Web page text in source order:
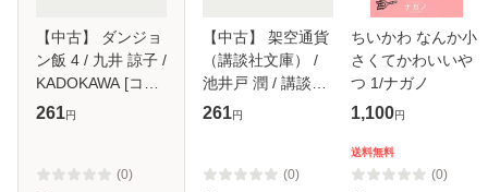
【中古】 ダンジョ
ン飯 4 / 九井 諒子 /
KADOKAWA [コミ
ック]【メール便送
261円
(0)
【中古】 架空通貨
（講談社文庫） /
池井戸 潤 / 講談社
[文庫]【メール便送
261円
(0)
ちいかわ なんか小
さくてかわいいや
つ 1/ナガノ
1,100円
送料無料
(0)